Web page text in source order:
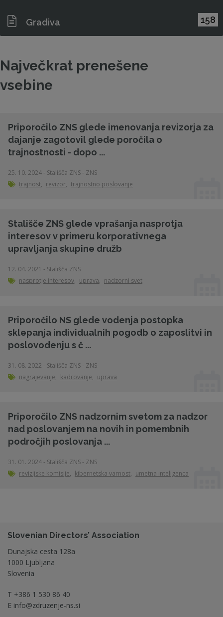
Gradiva 158
Največkrat prenešene
vsebine
Priporočilo ZNS glede imenovanja revizorja za
dajanje zagotovil glede poročila o
trajnostnosti - dopo ...
25. 10. 2024 - Stališča ZNS - ZNS
trajnost, revizor, trajnostno poslovanje
Stališče ZNS glede vprašanja nasprotja
interesov v primeru korporativnega
upravljanja skupine družb
12. 04. 2021 - Stališča ZNS
nasprotje interesov, uprava, nadzorni svet
Priporočilo NS glede vodenja postopka
sklepanja individualnih pogodb o zaposlitvi in
poslovodenju s č ...
31. 08. 2022 - Stališča ZNS - ZNS
nagrajevanje, kadrovanje, uprava
Priporočilo ZNS nadzornim svetom za nadzor
nad poslovanjem na novih in pomembnih
področjih poslovanja ...
31. 01. 2024 - Stališča ZNS - ZNS
revizijske komisije, kibernetska varnost, umetna inteligenca
Slovenian Directors’ Association
Dunajska cesta 128a
1000 Ljubljana
Slovenia
T +386 1 530 86 40
E info@zdruzenje-ns.si